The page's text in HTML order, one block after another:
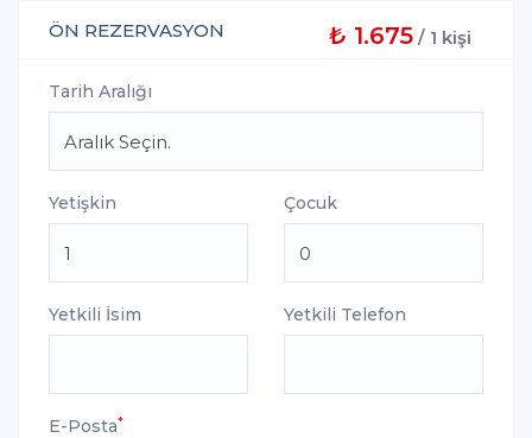
₺ 1.675 / 1 kişi
ÖN REZERVASYON
Tarih Aralığı
Yetişkin Çocuk
Yetkili İsim Yetkili Telefon
E-Posta*